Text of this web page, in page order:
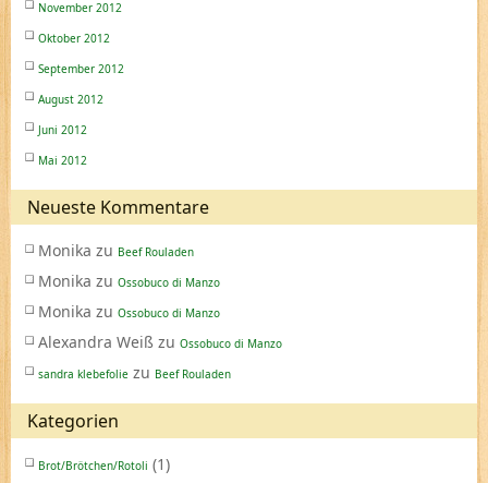
November 2012
Oktober 2012
September 2012
August 2012
Juni 2012
Mai 2012
Neueste Kommentare
Monika zu Beef Rouladen
Monika zu Ossobuco di Manzo
Monika zu Ossobuco di Manzo
Alexandra Weiß zu Ossobuco di Manzo
sandra klebefolie zu Beef Rouladen
Kategorien
Brot/Brötchen/Rotoli (1)